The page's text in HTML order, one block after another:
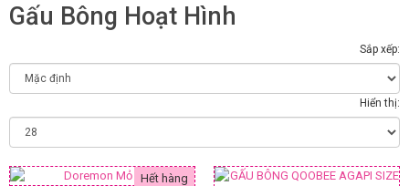
Gấu Bông Hoạt Hình
Sắp xếp:
Hiển thị:
Hết hàng